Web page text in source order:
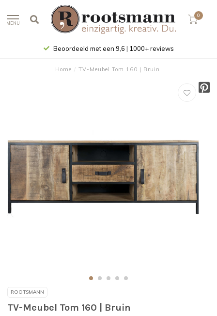
MENU
0
Beoordeeld met een 9,6 | 1000+ reviews
Home / TV-Meubel Tom 160 | Bruin
ROOTSMANN
TV-Meubel Tom 160 | Bruin